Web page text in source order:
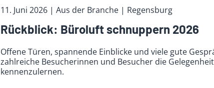
11. Juni 2026 | Aus der Branche | Regensburg
Rückblick: Büroluft schnuppern 2026
Offene Türen, spannende Einblicke und viele gute
zahlreiche Besucherinnen und Besucher die
kennenzulernen.